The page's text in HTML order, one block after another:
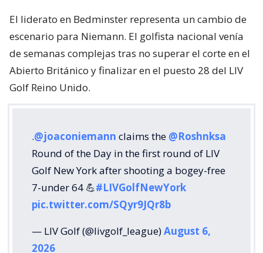
El liderato en Bedminster representa un cambio de
escenario para Niemann. El golfista nacional venía
de semanas complejas tras no superar el corte en el
Abierto Británico y finalizar en el puesto 28 del LIV
Golf Reino Unido.
.@joaconiemann claims the @Roshnksa
Round of the Day in the first round of LIV
Golf New York after shooting a bogey-free
7-under 64 💪#LIVGolfNewYork
pic.twitter.com/SQyr9JQr8b
— LIV Golf (@livgolf_league)August 6,
2026